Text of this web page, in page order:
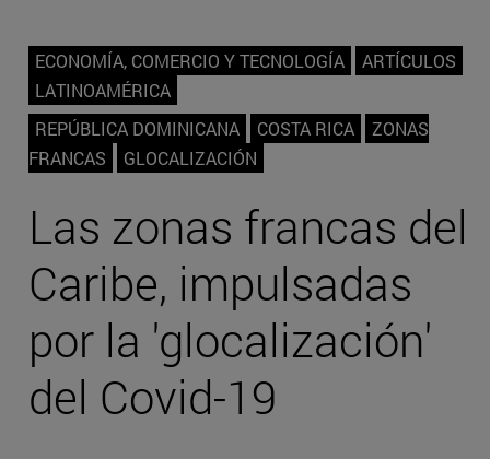
ECONOMÍA, COMERCIO Y TECNOLOGÍA
ARTÍCULOS
LATINOAMÉRICA
REPÚBLICA DOMINICANA
COSTA RICA
ZONAS
FRANCAS
GLOCALIZACIÓN
Las zonas francas del
Caribe, impulsadas
por la 'glocalización'
del Covid-19